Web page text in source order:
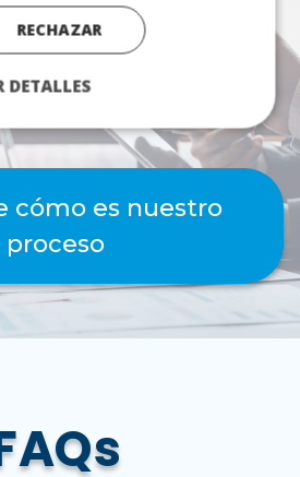
al
cómo es nuestro
proceso
RECHAZAR
DETALLES